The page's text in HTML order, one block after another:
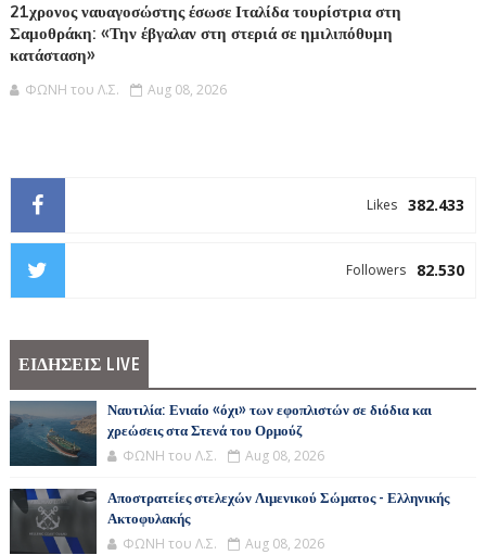
21χρονος ναυαγοσώστης έσωσε Ιταλίδα τουρίστρια στη
Σαμοθράκη: «Την έβγαλαν στη στεριά σε ημιλιπόθυμη
κατάσταση»
ΦΩΝΗ του Λ.Σ. Aug 08, 2026
382.433
Likes
82.530
Followers
ΕΙΔΗΣΕΙΣ LIVE
Ναυτιλία: Ενιαίο «όχι» των εφοπλιστών σε διόδια και
χρεώσεις στα Στενά του Ορμούζ
ΦΩΝΗ του Λ.Σ. Aug 08, 2026
Αποστρατείες στελεχών Λιμενικού Σώματος - Ελληνικής
Ακτοφυλακής
ΦΩΝΗ του Λ.Σ. Aug 08, 2026